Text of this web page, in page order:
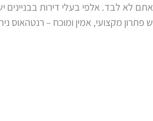
לא לבד. אלפי בעלי דירות בבניינים
מקצועי, אמין ומוכח – רנטהאוס